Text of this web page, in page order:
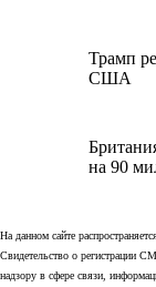
Трамп
США
на 90
На данном сайте
Свидетельство о
надзору в сфере связи,